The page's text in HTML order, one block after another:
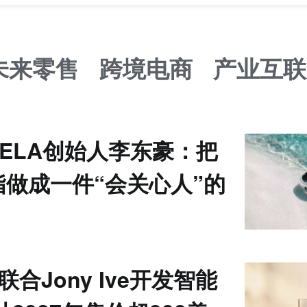
来零售 跨境电商 产业互
创始人李东豪：把
成一件“会关心人”的
合Jony Ive开发智能